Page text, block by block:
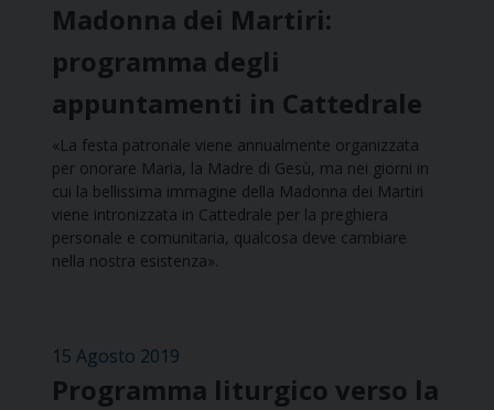
Madonna dei Martiri:
programma degli
appuntamenti in Cattedrale
«La festa patronale viene annualmente organizzata
per onorare Maria, la Madre di Gesù, ma nei giorni in
cui la bellissima immagine della Madonna dei Martiri
viene intronizzata in Cattedrale per la preghiera
personale e comunitaria, qualcosa deve cambiare
nella nostra esistenza».
15 Agosto 2019
Programma liturgico verso la